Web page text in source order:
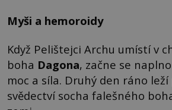
Myši a hemoroidy
Když Pelištejci Archu umístí v
boha Dagona, začne se
moc a síla. Druhý den ráno
svědectví socha falešného